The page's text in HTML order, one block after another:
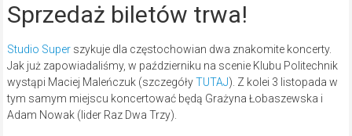
Sprzedaż biletów trwa!
Studio Superszykuje dla częstochowian dwa znakomite koncerty.
Jak już zapowiadaliśmy, w październiku na scenie Klubu Politechnik
wystąpi Maciej Maleńczuk (szczegółyTUTAJ). Z kolei 3 listopada w
tym samym miejscu koncertować będą Grażyna Łobaszewska i
Adam Nowak (lider Raz Dwa Trzy).